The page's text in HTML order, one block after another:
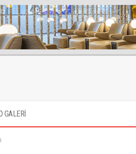
GALERİ